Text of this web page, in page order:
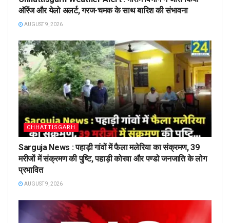
ऑरेंज और येलो अलर्ट, गरज-चमक के साथ बारिश की संभावना
AUGUST 9, 2026
CHHATTISGARH
Sarguja News : पहाड़ी गांवों में फैला मलेरिया का संक्रमण, 39
मरीजों में संक्रमण की पुष्टि, पहाड़ी कोरवा और पण्डो जनजाति के लोग
प्रभावित
AUGUST 9, 2026